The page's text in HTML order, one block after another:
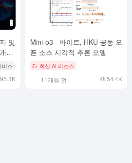
및
방
비스
95.3K
Mini-o3 - 바이트, HKU 공동 오
픈 소스 시각적 추론 모델
최신 AI 리소스
11개월 전 54.4K